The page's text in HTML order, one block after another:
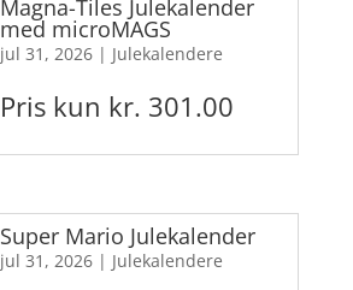
Magna-Tiles Julekalender
med microMAGS
jul 31, 2026| Julekalendere
Pris kun kr. 301.00
Super Mario Julekalender
jul 31, 2026| Julekalendere